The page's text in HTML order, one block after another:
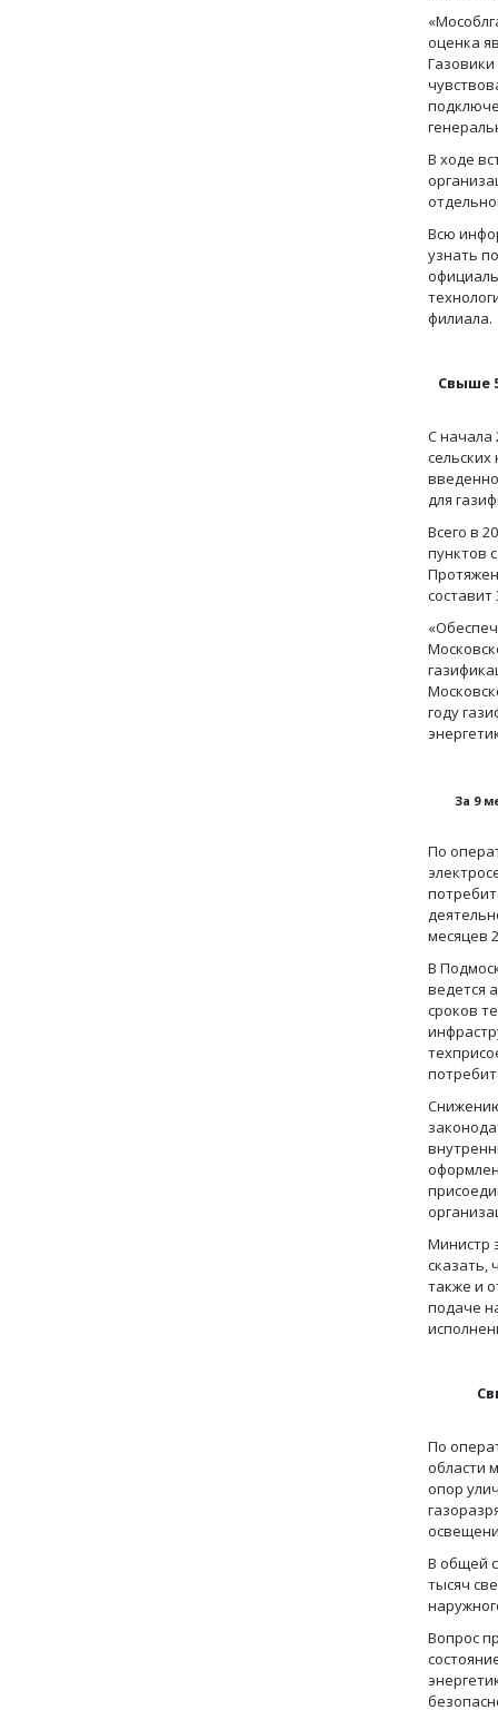
оценка
В ходе
Всю
узнать
филиала.
Свыше
С начала
для
Всего в
пунктов
составит
году
За 9
По
месяцев
В
ведется
сроков
Министр
сказать,
также и
подаче
По
области
опор
В общей
тысяч
Вопрос